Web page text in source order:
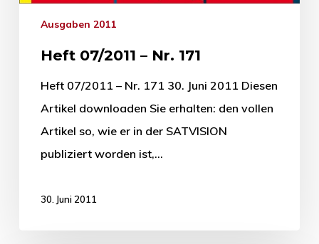
Ausgaben 2011
Heft 07/2011 – Nr. 171
Heft 07/2011 – Nr. 171 30. Juni 2011 Diesen
Artikel downloaden Sie erhalten: den vollen
Artikel so, wie er in der SATVISION
publiziert worden ist,…
30. Juni 2011